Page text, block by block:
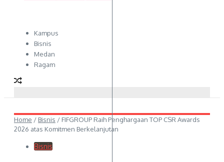
Kampus
Bisnis
Medan
Ragam
Home / Bisnis / FIFGROUP Raih Penghargaan TOP CSR Awards
2026 atas Komitmen Berkelanjutan
Bisnis